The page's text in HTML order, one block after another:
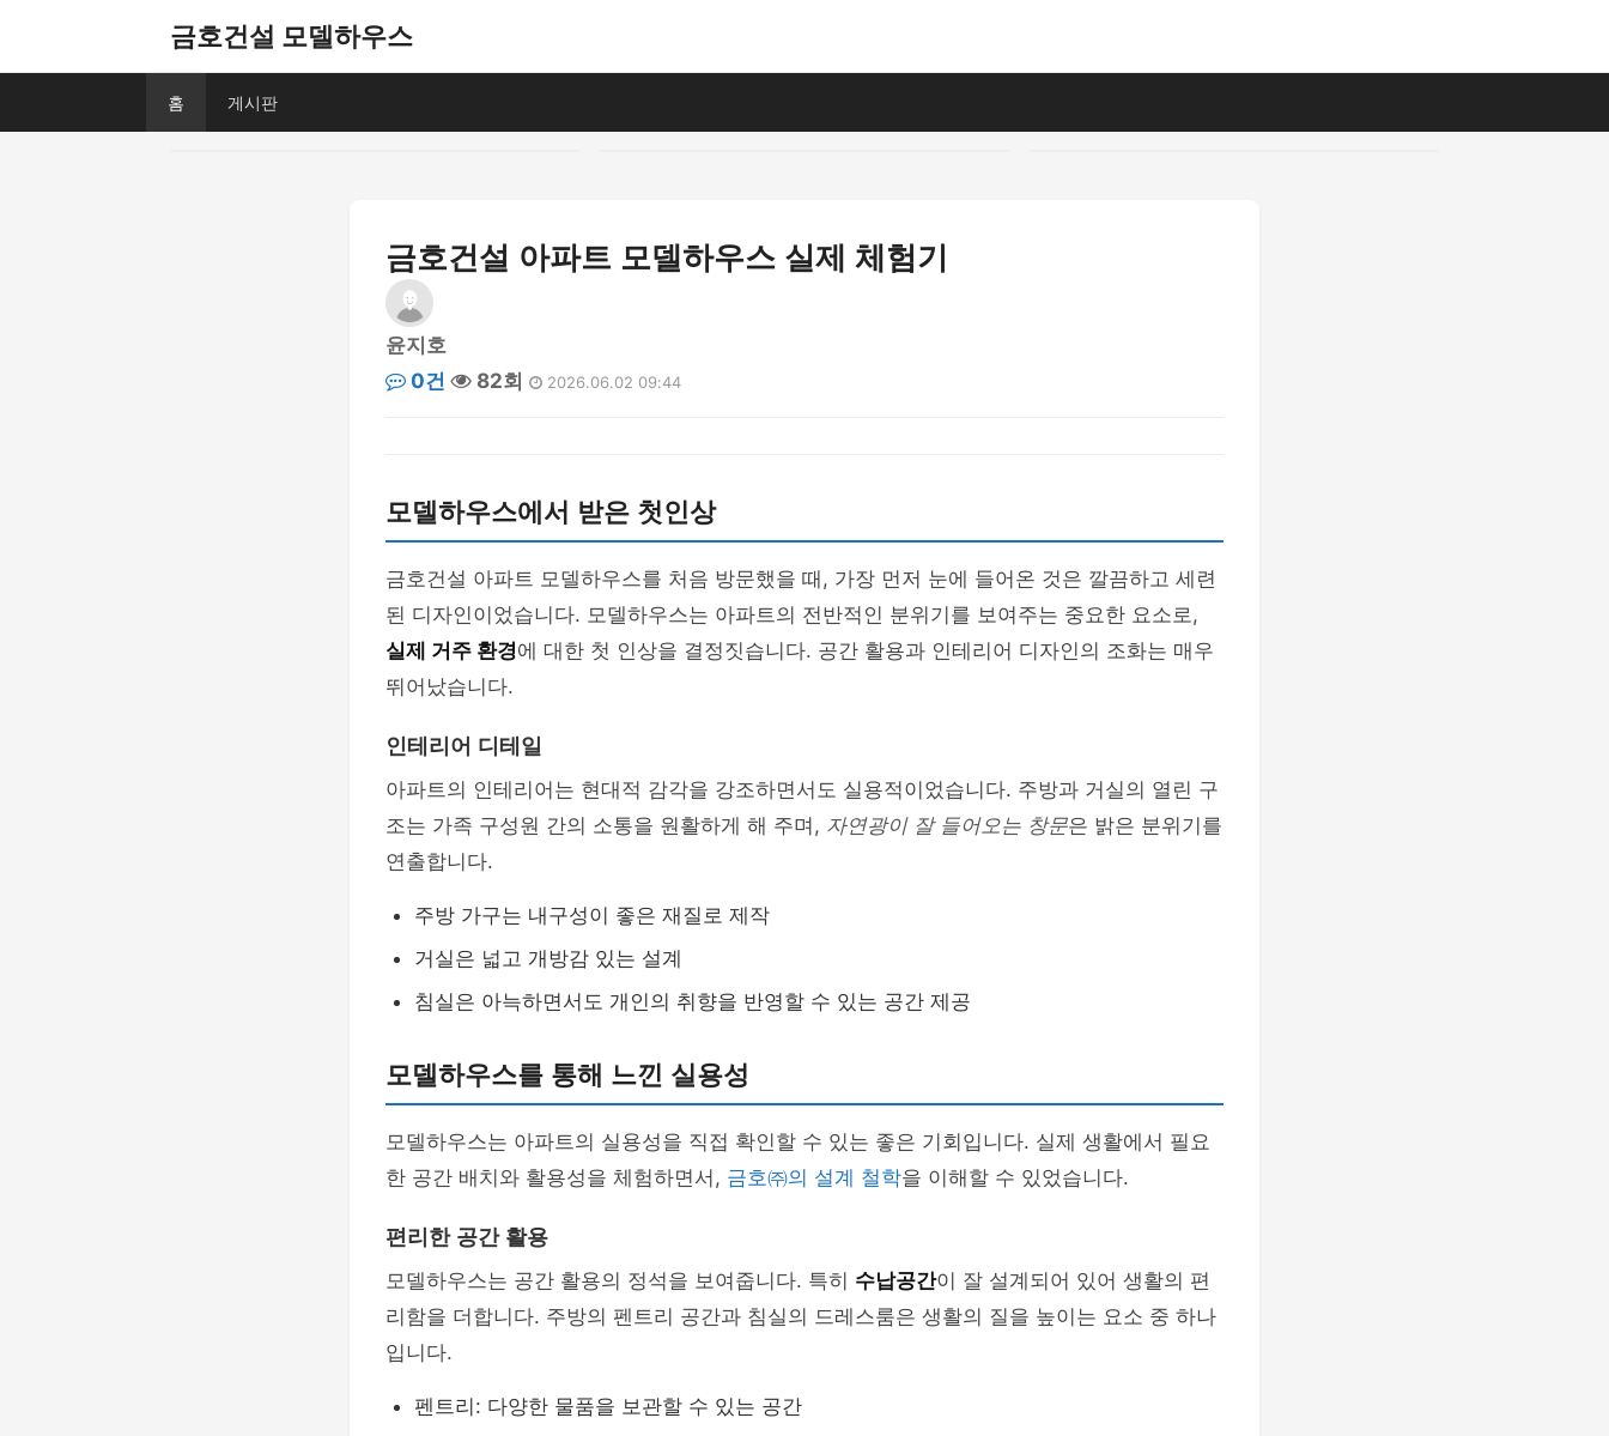
금호건설 모델하우스
홈 게시판
금호건설 아파트 모델하우스 실제 체험기
윤지호
0건
82회 2026.06.02 09:44
모델하우스에서 받은 첫인상
금호건설 아파트 모델하우스를 처음 방문했을 때, 가장 먼저 눈에 들어온 것은 깔끔하고 세련
된 디자인이었습니다. 모델하우스는 아파트의 전반적인 분위기를 보여주는 중요한 요소로,
실제 거주 환경에 대한 첫 인상을 결정짓습니다. 공간 활용과 인테리어 디자인의 조화는 매우
뛰어났습니다.
인테리어 디테일
아파트의 인테리어는 현대적 감각을 강조하면서도 실용적이었습니다. 주방과 거실의 열린 구
조는 가족 구성원 간의 소통을 원활하게 해 주며, 자연광이 잘 들어오는 창문은 밝은 분위기를
연출합니다.
주방 가구는 내구성이 좋은 재질로 제작
거실은 넓고 개방감 있는 설계
침실은 아늑하면서도 개인의 취향을 반영할 수 있는 공간 제공
모델하우스를 통해 느낀 실용성
모델하우스는 아파트의 실용성을 직접 확인할 수 있는 좋은 기회입니다. 실제 생활에서 필요
한 공간 배치와 활용성을 체험하면서, 금호㈜의 설계 철학을 이해할 수 있었습니다.
편리한 공간 활용
모델하우스는 공간 활용의 정석을 보여줍니다. 특히 수납공간이 잘 설계되어 있어 생활의 편
리함을 더합니다. 주방의 펜트리 공간과 침실의 드레스룸은 생활의 질을 높이는 요소 중 하나
입니다.
펜트리: 다양한 물품을 보관할 수 있는 공간